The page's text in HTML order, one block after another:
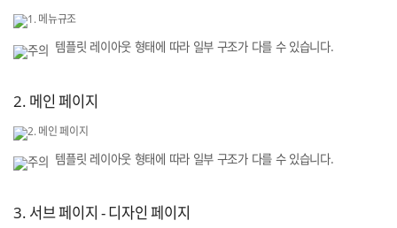
템플릿 레이아웃 형태에 따라 일부 구조가 다를 수 있습니다.
2. 메인 페이지
템플릿 레이아웃 형태에 따라 일부 구조가 다를 수 있습니다.
3. 서브 페이지 - 디자인 페이지